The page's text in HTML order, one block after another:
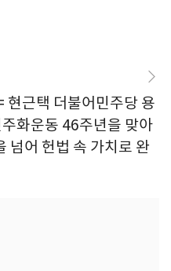
현근택 더불어민주당 용
화운동 46주년을 맞아
넘어 헌법 속 가치로 완